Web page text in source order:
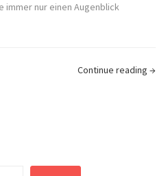
immer nur einen Augenblick
Continue reading →